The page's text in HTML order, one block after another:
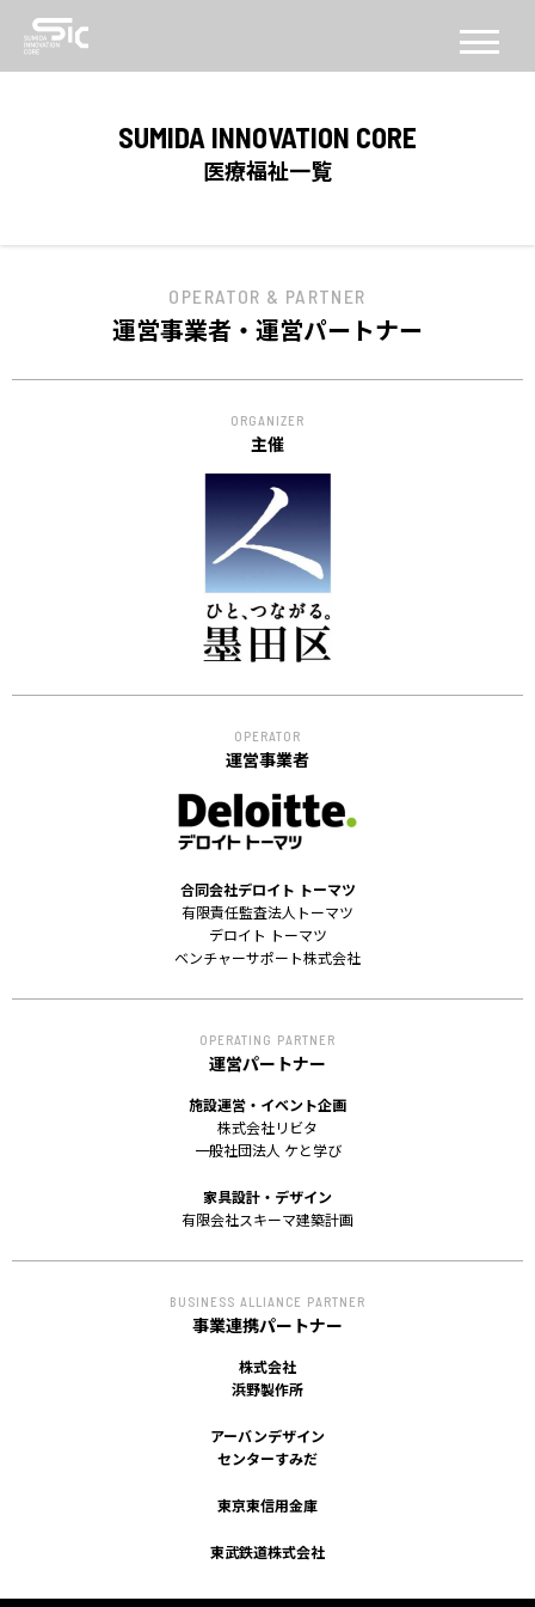
CONCEPT
コンセプト
SICについて
FACILITY
施設
SERVICE
PROGRAM
機能・プログラム
ACCELERATION
PROGRAM
アクセラレーション
プログラム
会員
メンター
EVENT
イベント
REPORT
プロジェクト・
活動紹介
ACCESS
アクセス
SUMIDA INNOVATION CORE
医療福祉一覧
OPERATOR & PARTNER
運営事業者・運営パートナー
ORGANIZER
主催
OPERATOR
運営事業者
合同会社デロイト トーマツ
有限責任監査法人トーマツ
デロイト トーマツ
ベンチャーサポート株式会社
OPERATING PARTNER
運営パートナー
施設運営・イベント企画
株式会社リビタ
一般社団法人 ケと学び
家具設計・デザイン
有限会社スキーマ建築計画
BUSINESS ALLIANCE PARTNER
事業連携パートナー
株式会社
浜野製作所
アーバンデザイン
センターすみだ
東京東信用金庫
東武鉄道株式会社